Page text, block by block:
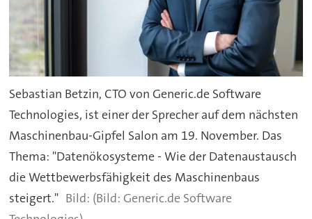
Sebastian Betzin, CTO von Generic.de Software
Technologies, ist einer der Sprecher auf dem nächsten
Maschinenbau-Gipfel Salon am 19. November. Das
Thema: "Datenökosysteme - Wie der Datenaustausch
die Wettbewerbsfähigkeit des Maschinenbaus
steigert."
(Bild: Generic.de Software